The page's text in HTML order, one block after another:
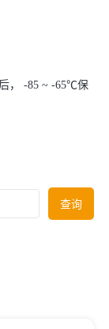
， -85 ~ -65℃保
查询